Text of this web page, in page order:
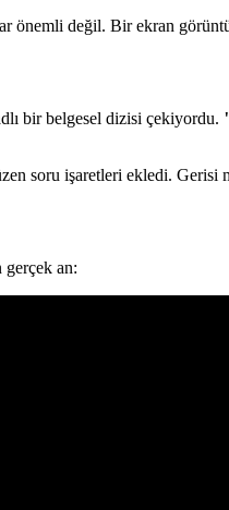
önemli değil. Bir ekran
bir belgesel dizisi çekiyordu.
soru işaretleri ekledi. Gerisi
gerçek an: